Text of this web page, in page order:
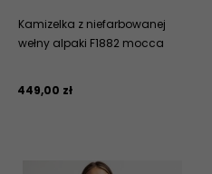
Kamizelka z niefarbowanej
wełny alpaki F1882 mocca
449,00 zł